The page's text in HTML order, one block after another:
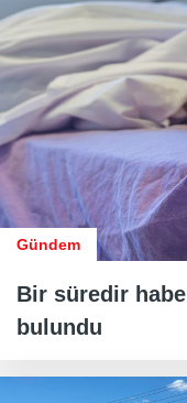
Gündem
Bir süredir
bulundu